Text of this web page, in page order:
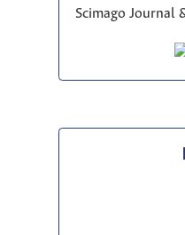
Scimago Journal